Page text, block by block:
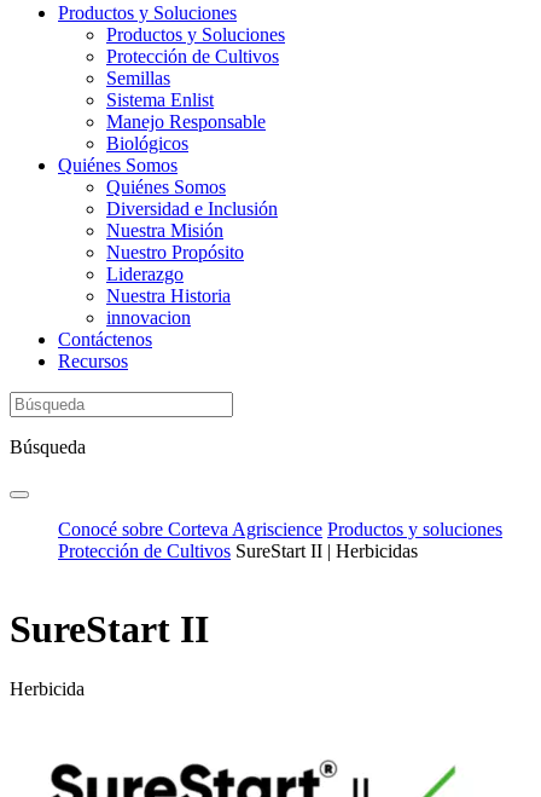
Productos y Soluciones
Productos y Soluciones
Protección de Cultivos
Semillas
Sistema Enlist
Manejo Responsable
Biológicos
Quiénes Somos
Quiénes Somos
Diversidad e Inclusión
Nuestra Misión
Nuestro Propósito
Liderazgo
Nuestra Historia
innovacion
Contáctenos
Recursos
Búsqueda
Conocé sobre Corteva Agriscience Productos y soluciones
Protección de Cultivos SureStart II | Herbicidas
SureStart II
Herbicida